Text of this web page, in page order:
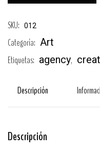
SKU: 012
Categoría: Art
Etiquetas: agency,
Descripción
Descripción